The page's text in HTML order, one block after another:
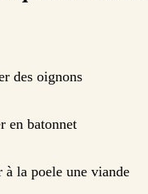
des oignons
en batonnet
à la poele une viande